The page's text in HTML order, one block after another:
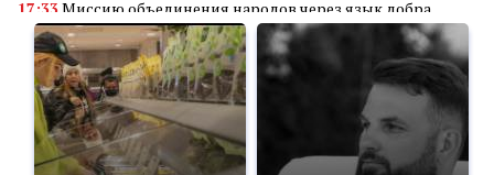
17:33Миссию объединения народов через язык добра
реализует кинофестиваль «В кругу семьи»
14:34Алюминиевые квадраты
18:56Преимущества покупки аккаунта Valorant через
маркетплейс аккаунтов
11:23Грант Фонда Юрия Лужкова присужден проекту
студентов Самарского университета